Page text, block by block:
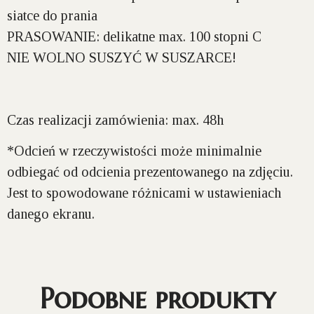
siatce do prania
PRASOWANIE: delikatne max. 100 stopni C
NIE WOLNO SUSZYĆ W SUSZARCE!
Czas realizacji zamówienia: max. 48h
*Odcień w rzeczywistości może minimalnie
odbiegać od odcienia prezentowanego na zdjęciu.
Jest to spowodowane różnicami w ustawieniach
danego ekranu.
Podobne produkty